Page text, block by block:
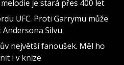
je stará přes 400 let
UFC. Proti Garrymu může
Silvu
největší fanoušek. Měl ho
i v knize